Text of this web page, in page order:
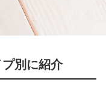
別に紹介